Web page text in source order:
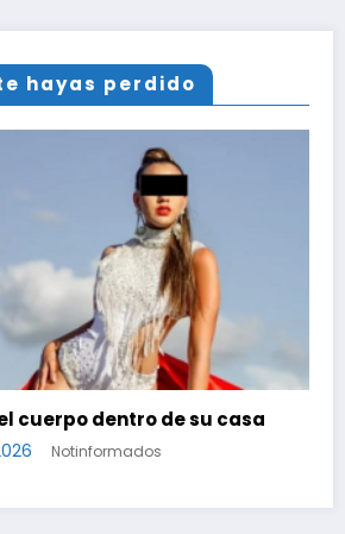
hayas perdido
dentro de su casa